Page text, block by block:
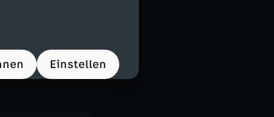
Einstellen
dass eine so
bedeutet ihr
für die